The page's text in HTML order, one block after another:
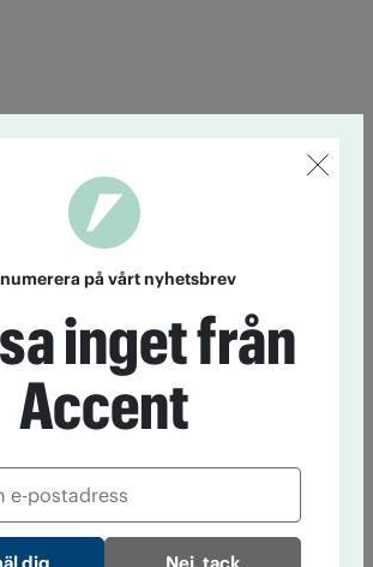
på vårt nyhetsbrev
inget från
Accent